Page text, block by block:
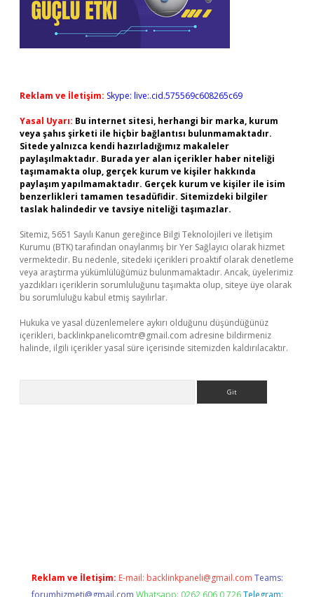
Reklam ve İletişim: Skype: live:.cid.575569c608265c69
Yasal Uyarı: Bu internet sitesi, herhangi bir marka, kurum
veya şahıs şirketi ile hiçbir bağlantısı bulunmamaktadır.
Sitede yalnızca kendi hazırladığımız makaleler
paylaşılmaktadır. Burada yer alan içerikler haber niteliği
taşımamakta olup, gerçek kurum ve kişiler hakkında
paylaşım yapılmamaktadır. Gerçek kurum ve kişiler ile isim
benzerlikleri tamamen tesadüfidir. Sitemizdeki bilgiler
taslak halindedir ve tavsiye niteliği taşımazlar.
Sitemiz, 5651 Sayılı Kanun gereğince Bilgi Teknolojileri ve İletişim
Kurumu (BTK) tarafından onaylanmış bir Yer Sağlayıcı olarak hizmet
vermektedir. Bu nedenle, sitedeki içerikleri proaktif olarak denetleme
veya araştırma yükümlülüğümüz bulunmamaktadır. Ancak, üyelerimiz
yazdıkları içeriklerin sorumluluğunu taşımakta olup, siteye üye olarak
bu sorumluluğu kabul etmiş sayılırlar.
Hukuka ve yasal düzenlemelere aykırı olduğunu düşündüğünüz
içerikleri, backlinkpanelicomtr@gmail.com adresine bildirmeniz
halinde, ilgili içerikler yasal süre içerisinde sitemizden kaldırılacaktır.
Reklam ve İletişim: E-mail: backlinkpaneli@gmail.com Teams:
forumhizmeti@gmail.com Whatsapp: 0262 606 0 726 Telegram: